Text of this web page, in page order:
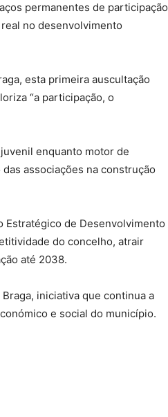
permanentes de participação
no desenvolvimento
esta primeira auscultação
“a participação, o
enquanto motor de
associações na construção
Estratégico de Desenvolvimento
do concelho, atrair
até 2038.
iniciativa que continua a
e social do município.